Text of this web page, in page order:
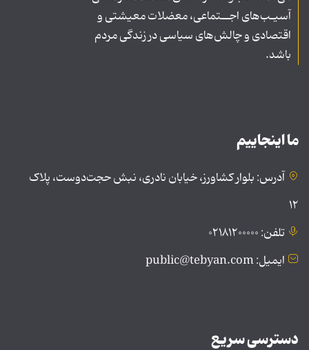
آسیـب‌های اجــتماعی، معضلات معیشتی و
اقتصادی و چالش‌های سیاسی در زندگی مردم
باشد.
ما اینجاییم
آدرس: بلوار کشاورز، خیابان نادری، نبش حجت‌دوست، پلاک
۱۲
تلفن: ۰۲۱۸۱۲۰۰۰۰۰
ایمیل: public@tebyan.com
دسترسی سریع